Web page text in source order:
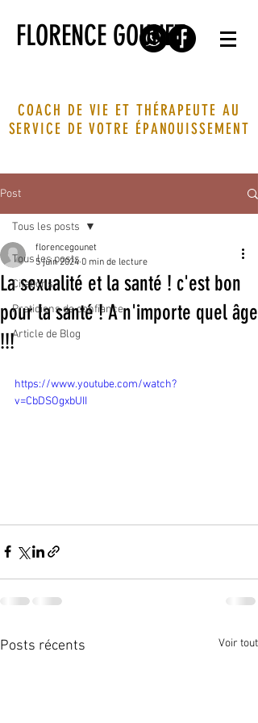
FLORENCE GOUNET
COACH DE VIE ET THÉRAPEUTE AU
SERVICE DE VOTRE ÉPANOUISSEMENT
Post
Tous les posts
Citations
Praticiens de confiance
Article de Blog
Tous les posts
La sexualité et la santé ! c'est bon
pour la santé ! A n'importe quel âge
!!!
florencegounet
5 juin 2024 0 min de lecture
https://www.youtube.com/watch?
v=CbDSOgxbUII
Posts récents Voir tout